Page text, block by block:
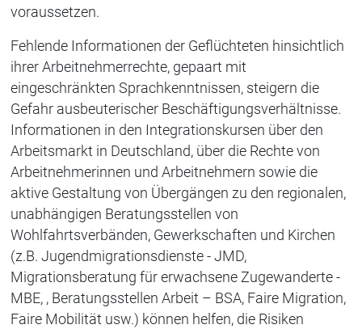
voraussetzen.
Fehlende Informationen der Geflüchteten hinsichtlich
ihrer Arbeitnehmerrechte, gepaart mit
eingeschränkten Sprachkenntnissen, steigern die
Gefahr ausbeuterischer Beschäftigungsverhältnisse.
Informationen in den Integrationskursen über den
Arbeitsmarkt in Deutschland, über die Rechte von
Arbeitnehmerinnen und Arbeitnehmern sowie die
aktive Gestaltung von Übergängen zu den regionalen,
unabhängigen Beratungsstellen von
Wohlfahrtsverbänden, Gewerkschaften und Kirchen
(z.B. Jugendmigrationsdienste - JMD,
Migrationsberatung für erwachsene Zugewanderte -
MBE, , Beratungsstellen Arbeit – BSA, Faire Migration,
Faire Mobilität usw.) können helfen, die Risiken